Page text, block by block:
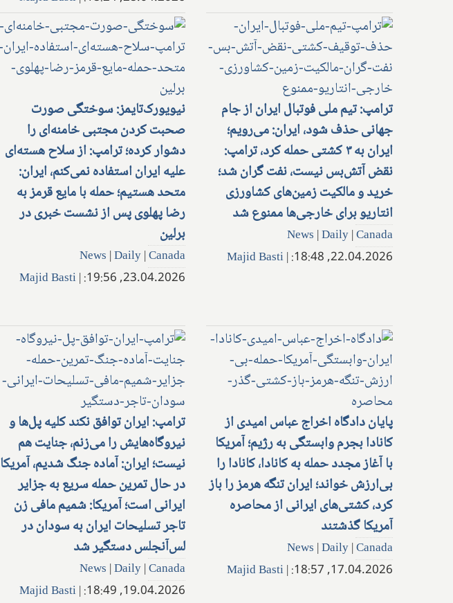
نیویورک‌تایمز: سوختگی صورت
صحبت کردن مجتبی خامنه‌ای را
دشوار کرده؛ ترامپ: از سلاح هسته‌ای
علیه ایران استفاده نمی‌کنم، ایران:
متحد هستیم؛ حمله با مایع قرمز به
رضا پهلوی پس از نشست خبری در
برلین
News |Daily|Canada
23.04.2026, 19:56:
|
Majid Basti
ترامپ: تیم ملی فوتبال ایران از جام
جهانی حذف شود، ایران: می‌رویم؛
ایران به ۳ کشتی حمله کرد، ترامپ:
نقض آتش‌بس نیست، نفت گران شد؛
خرید و مالکیت زمین‌های کشاورزی
انتاریو برای خارجی‌ها ممنوع شد
News |Daily|Canada
22.04.2026, 18:48:
|
Majid Basti
ترامپ: ایران توافق نکند کلیه پل‌ها و
نیروگاه‌هایش را می‌زنم، جنایت هم
نیست؛ ایران: آماده جنگ شدیم، آمریکا
در حال تمرین حمله سریع به جزایر
ایرانی است؛ آمریکا: شمیم ​​مافی زن
تاجر تسلیحات ایران به سودان در
لس‌آنجلس دستگیر شد
News |Daily|Canada
19.04.2026, 18:49:
|
Majid Basti
پایان دادگاه اخراج عباس امیدی از
کانادا بجرم وابستگی به رژیم؛ آمریکا
با آغاز مجدد حمله به کانادا، کانادا را
بی‌ارزش خواند؛ ایران تنگه هرمز را باز
کرد، کشتی‌های ایرانی از محاصره
آمریکا گذشتند
News |Daily|Canada
17.04.2026, 18:57:
|
Majid Basti